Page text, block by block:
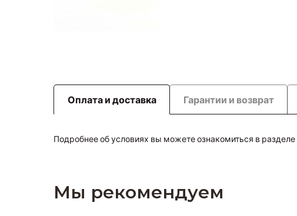
Оплата и доставка Гарантии и возврат
Подробнее об условиях вы можете ознакомиться в разделе
Мы рекомендуем